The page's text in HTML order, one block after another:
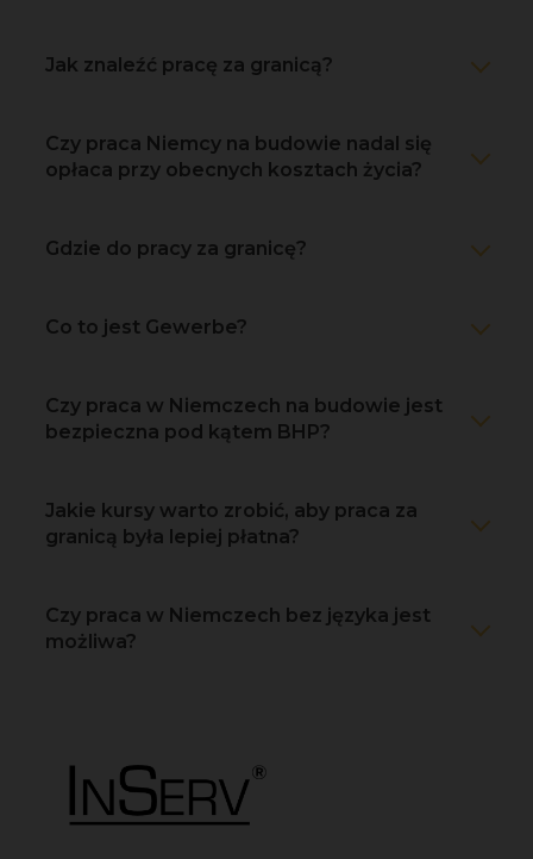
Jak znaleźć pracę za granicą?
Czy praca Niemcy na budowie nadal się
opłaca przy obecnych kosztach życia?
Gdzie do pracy za granicę?
Co to jest Gewerbe?
Czy praca w Niemczech na budowie jest
bezpieczna pod kątem BHP?
Jakie kursy warto zrobić, aby praca za
granicą była lepiej płatna?
Czy praca w Niemczech bez języka jest
możliwa?